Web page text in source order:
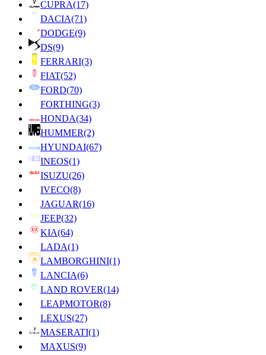
CUPRA(17)
DACIA(71)
DODGE(9)
DS(9)
FERRARI(3)
FIAT(52)
FORD(70)
FORTHING(3)
HONDA(34)
HUMMER(2)
HYUNDAI(67)
INEOS(1)
ISUZU(26)
IVECO(8)
JAGUAR(16)
JEEP(32)
KIA(64)
LADA(1)
LAMBORGHINI(1)
LANCIA(6)
LAND ROVER(14)
LEAPMOTOR(8)
LEXUS(27)
MASERATI(1)
MAXUS(9)